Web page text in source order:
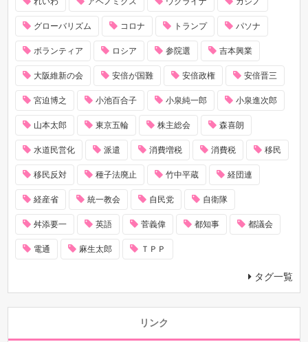
グローバリズム コロナ トランプ パソナ
ボランティア ロシア 参院選 吉本興業
大阪維新の会 安倍が国難 安倍政権 安倍晋三
宮迫博之 小池百合子 小泉純一郎 小泉進次郎
山本太郎 東京五輪 株主総会 森喜朗
水道民営化 派遣 消費増税 消費税 移民
移民反対 種子法廃止 竹中平蔵 経団連
経産省 統一教会 自民党 自衛隊
舛添要一 英語 菅義偉 都知事 都議会
電通 麻生太郎 ＴＰＰ
タグ一覧
リンク